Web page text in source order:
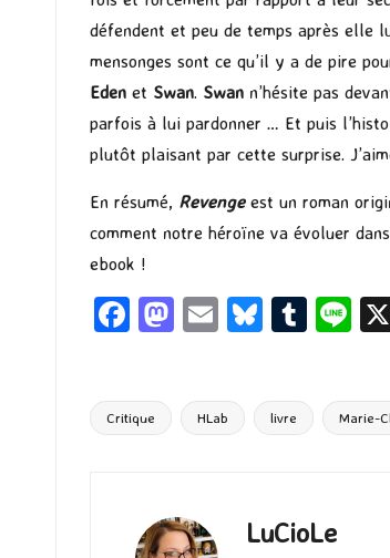
défendent et peu de temps après elle
mensonges sont ce qu’il y a de pire
Eden et Swan. Swan n’hésite pas
parfois à lui pardonner … Et puis
plutôt plaisant par cette surprise.
En résumé, Revenge est un roman
comment notre héroïne va évoluer
ebook !
Fa
o
M
d
E
l
Bl
ky
T
bl
Li
Tags:
Critique HLab livre Marie-
LuCioLe